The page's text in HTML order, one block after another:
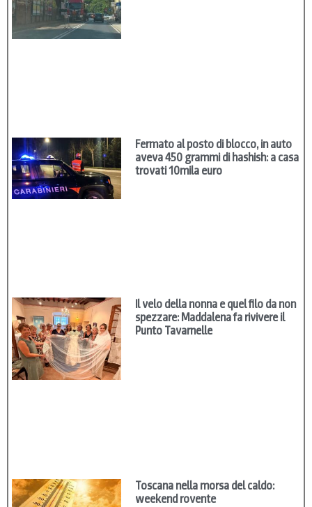
Fermato al posto di blocco, in auto
aveva 450 grammi di hashish: a casa
trovati 10mila euro
Il velo della nonna e quel filo da non
spezzare: Maddalena fa rivivere il
Punto Tavarnelle
Toscana nella morsa del caldo:
weekend rovente